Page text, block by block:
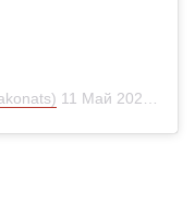
11 Май 2020 в 1:34 PDT